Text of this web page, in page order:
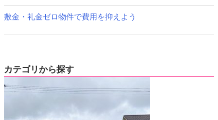
敷金・礼金ゼロ物件で費用を抑えよう
カテゴリから探す